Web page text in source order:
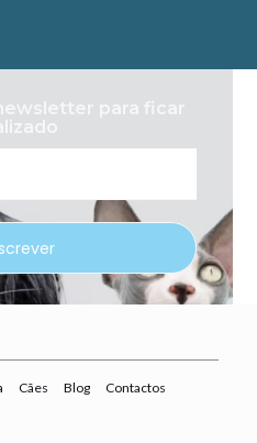
para ficar
Cães Blog Contactos